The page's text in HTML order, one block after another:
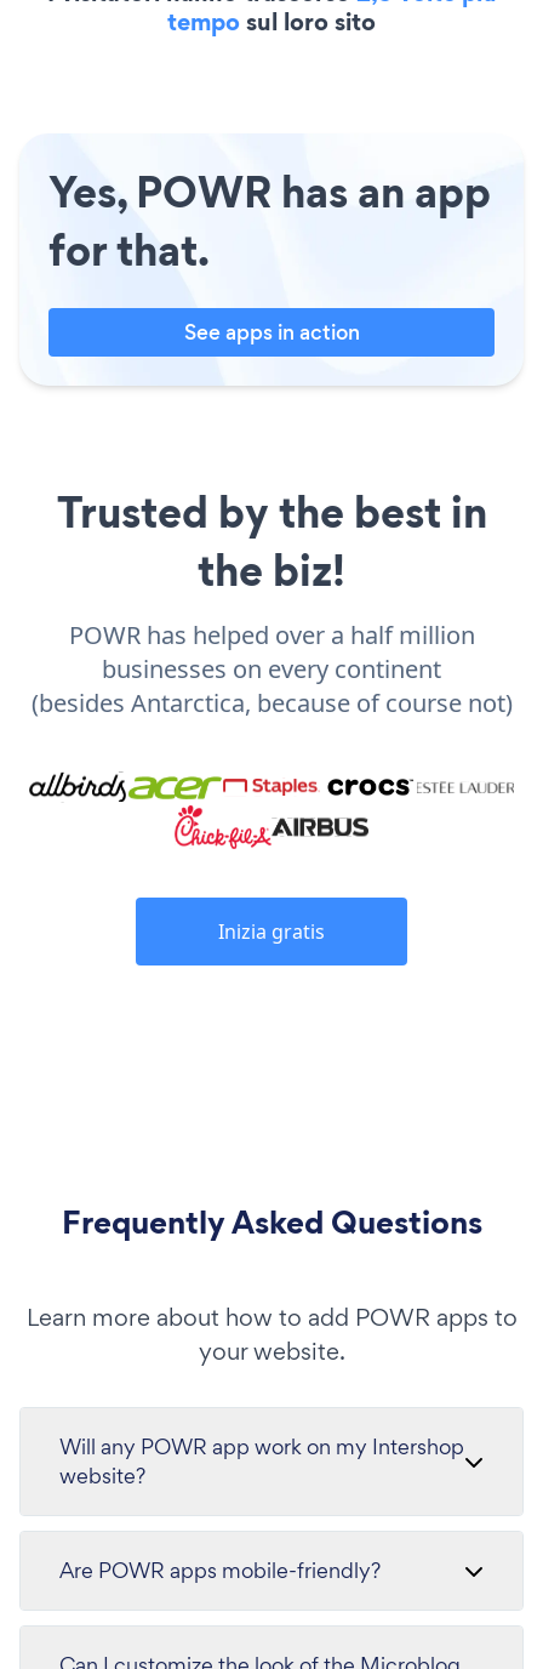
temposul loro sito
Yes, POWR has an app
for that.
See apps in action
Trusted by the best in
the biz!
POWR has helped over a half million
businesses on every continent
(besides Antarctica, because of course not)
Inizia gratis
Frequently Asked Questions
Learn more about how to add POWR apps to
your website.
Will any POWR app work on my Intershop
website?
Are POWR apps mobile-friendly?